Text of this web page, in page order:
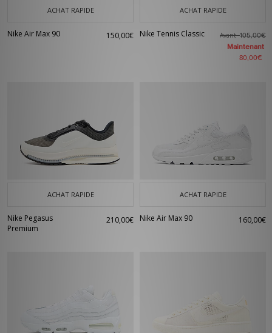
ACHAT RAPIDE
Nike Air Max 90 150,00€
ACHAT RAPIDE
Nike Tennis Classic Avant105,00€
Maintenant
80,00€
ACHAT RAPIDE
Nike Pegasus
Premium
210,00€
ACHAT RAPIDE
Nike Air Max 90 160,00€